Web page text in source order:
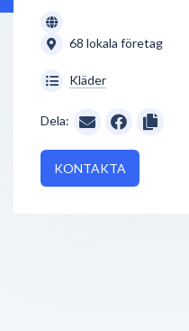
68 lokala företag
Kläder
Dela:
KONTAKTA